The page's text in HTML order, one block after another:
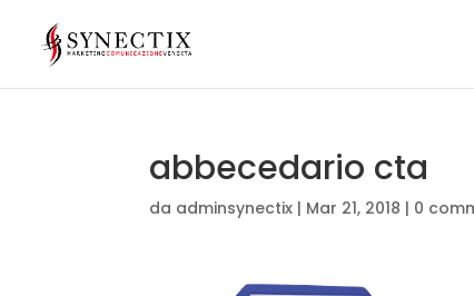
abbecedario cta
da adminsynectix | Mar 21, 2018 | 0